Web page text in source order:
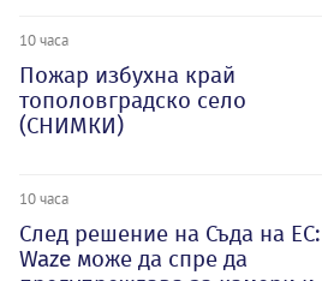
10 часа
Пожар избухна край
тополовградско село
(СНИМКИ)
10 часа
След решение на Съда на ЕС:
Waze може да спре да